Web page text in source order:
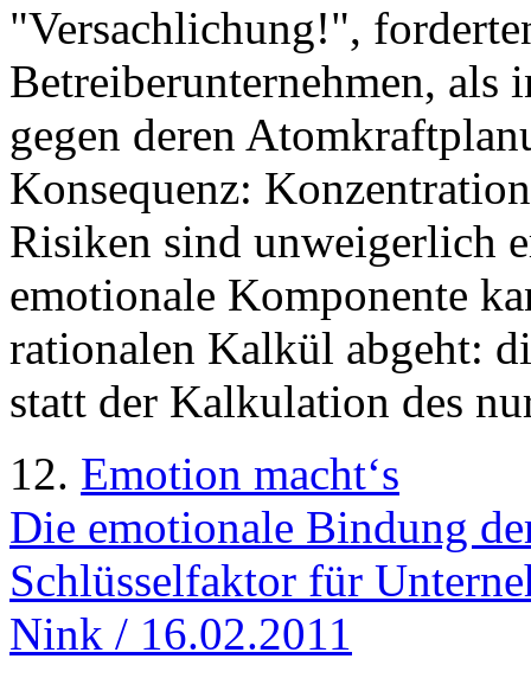
"Versachlichung!",
Betreiberunternehmen, als
gegen deren
Konsequenz:
Risiken sind unweigerlich
emotionale Komponente
rationalen Kalkül abgeht:
statt der Kalkulation des
12. Emotion macht‘s
Die emotionale Bindung
Schlüsselfaktor für
Nink / 16.02.2011